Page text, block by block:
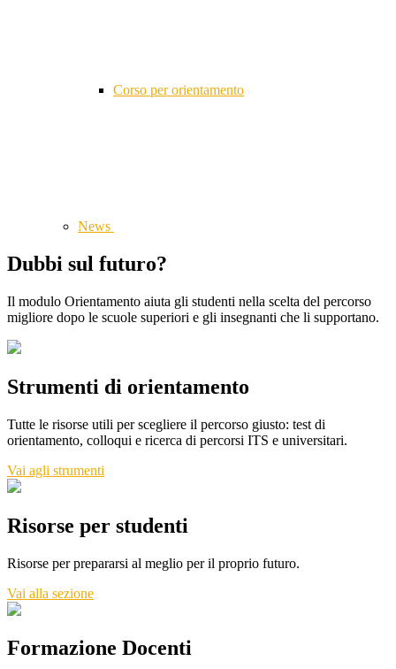
Corso per orientamento
News
Dubbi sul futuro?
Il modulo Orientamento aiuta gli studenti nella scelta del percorso
migliore dopo le scuole superiori e gli insegnanti che li supportano.
Strumenti di orientamento
Tutte le risorse utili per scegliere il percorso giusto: test di
orientamento, colloqui e ricerca di percorsi ITS e universitari.
Vai agli strumenti
Risorse per studenti
Risorse per prepararsi al meglio per il proprio futuro.
Vai alla sezione
Formazione Docenti